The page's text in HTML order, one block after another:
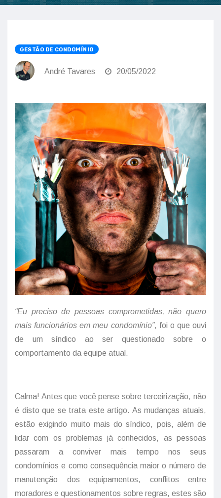
GESTÃO DE CONDOMÍNIO
André Tavares 20/05/2022
“Eu preciso de pessoas comprometidas, não quero
mais funcionários em meu condomínio”, foi o que ouvi
de um síndico ao ser questionado sobre o
comportamento da equipe atual.
Calma! Antes que você pense sobre terceirização, não
é disto que se trata este artigo. As mudanças atuais,
estão exigindo muito mais do síndico, pois, além de
lidar com os problemas já conhecidos, as pessoas
passaram a conviver mais tempo nos seus
condomínios e como consequência maior o número de
manutenção dos equipamentos, conflitos entre
moradores e questionamentos sobre regras, estes são